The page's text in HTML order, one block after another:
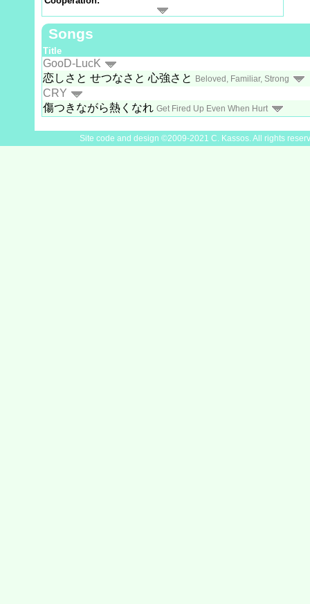
Songs
Title
GooD-LucK
恋しさと せつなさと 心強さと
Beloved, Familiar, Strong
CRY
傷つきながら熱くなれ Get Fired Up Even When Hurt
Site code and design ©2009-2021 C. Kassos. All rights